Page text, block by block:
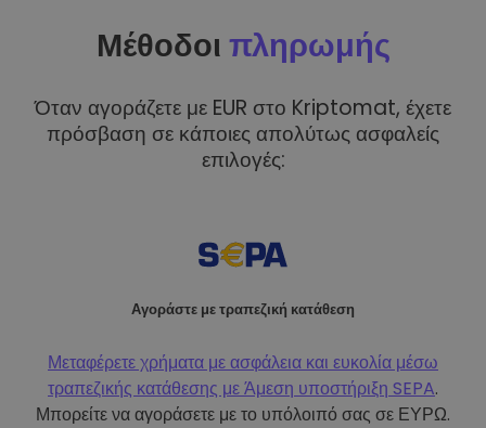
Μέθοδοι πληρωμής
Όταν αγοράζετε με EUR στο Kriptomat, έχετε
πρόσβαση σε κάποιες απολύτως ασφαλείς
επιλογές:
Αγοράστε με τραπεζική κατάθεση
Μεταφέρετε χρήματα με ασφάλεια και ευκολία μέσω
τραπεζικής κατάθεσης μεΆμεση υποστήριξη SEPA.
Μπορείτε να αγοράσετε με το υπόλοιπό σας σε ΕΥΡΩ.